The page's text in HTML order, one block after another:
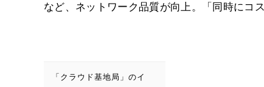
など、ネットワーク品質が向上。「同時にコ
「クラウド基地局」のイ